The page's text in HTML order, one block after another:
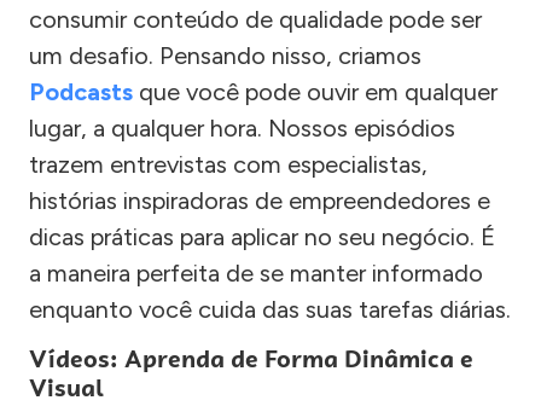
consumir conteúdo de qualidade pode ser
um desafio. Pensando nisso, criamos
Podcasts que você pode ouvir em qualquer
lugar, a qualquer hora. Nossos episódios
trazem entrevistas com especialistas,
histórias inspiradoras de empreendedores e
dicas práticas para aplicar no seu negócio. É
a maneira perfeita de se manter informado
enquanto você cuida das suas tarefas diárias.
Vídeos: Aprenda de Forma Dinâmica e
Visual